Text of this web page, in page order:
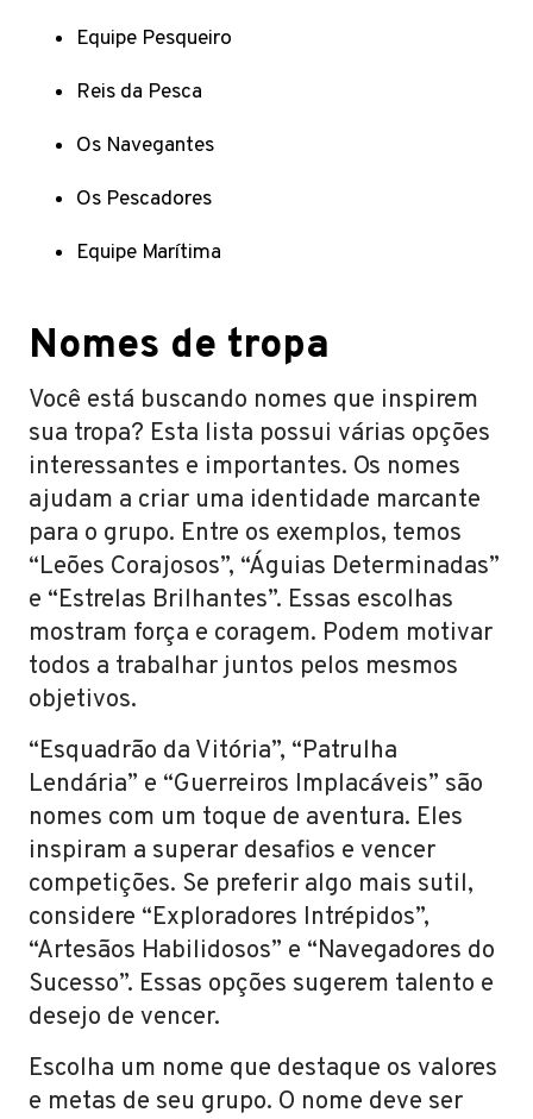
Equipe Pesqueiro
Reis da Pesca
Os Navegantes
Os Pescadores
Equipe Marítima
Nomes de tropa
Você está buscando nomes que inspirem
sua tropa? Esta lista possui várias opções
interessantes e importantes. Os nomes
ajudam a criar uma identidade marcante
para o grupo. Entre os exemplos, temos
“Leões Corajosos”, “Águias Determinadas”
e “Estrelas Brilhantes”. Essas escolhas
mostram força e coragem. Podem motivar
todos a trabalhar juntos pelos mesmos
objetivos.
“Esquadrão da Vitória”, “Patrulha
Lendária” e “Guerreiros Implacáveis” são
nomes com um toque de aventura. Eles
inspiram a superar desafios e vencer
competições. Se preferir algo mais sutil,
considere “Exploradores Intrépidos”,
“Artesãos Habilidosos” e “Navegadores do
Sucesso”. Essas opções sugerem talento e
desejo de vencer.
Escolha um nome que destaque os valores
e metas de seu grupo. O nome deve ser